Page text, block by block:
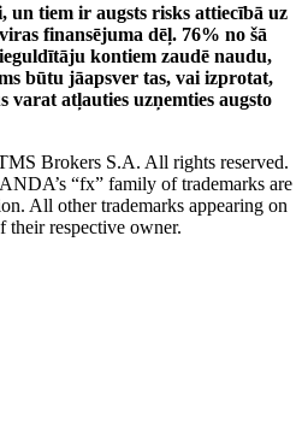
tiem ir augsts risks attiecībā uz
finansējuma dēļ. 76% no šā
kontiem zaudē naudu,
būtu jāapsver tas, vai izprotat,
atļauties uzņemties augsto
Brokers S.A. All rights reserved.
“fx” family of trademarks are
All other trademarks appearing on
their respective owner.